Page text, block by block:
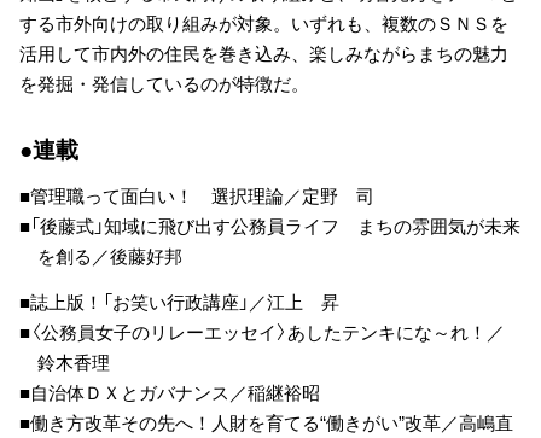
する市外向けの取り組みが対象。いずれも、複数のＳＮＳを
活用して市内外の住民を巻き込み、楽しみながらまちの魅力
を発掘・発信しているのが特徴だ。
●連載
■管理職って面白い！ 選択理論／定野 司
■「後藤式」知域に飛び出す公務員ライフ まちの雰囲気が未来
を創る／後藤好邦
■誌上版！「お笑い行政講座」／江上 昇
■〈公務員女子のリレーエッセイ〉あしたテンキにな～れ！／
鈴木香理
■自治体ＤＸとガバナンス／稲継裕昭
■働き方改革その先へ！人財を育てる“働きがい”改革／高嶋直